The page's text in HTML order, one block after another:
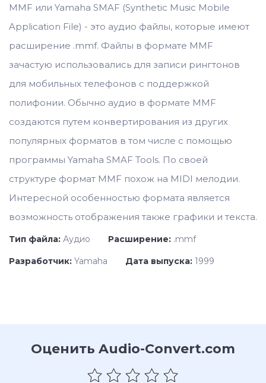
MMF или Yamaha SMAF (Synthetic Music Mobile
Application File) - это аудио файлы, которые имеют
расширение .mmf. Файлы в формате MMF
зачастую использовались для записи рингтонов
для мобильных телефонов с поддержкой
полифонии. Обычно аудио в формате MMF
создаются путем конвертирования из других
популярных форматов в том числе с помощью
программы Yamaha SMAF Tools. По своей
структуре формат MMF похож на MIDI мелодии.
Интересной особенностью формата является
возможность отображения также графики и текста.
Тип файла: Аудио Расширение: .mmf
Разработчик: Yamaha Дата выпуска: 1999
Оценить Audio-Convert.com